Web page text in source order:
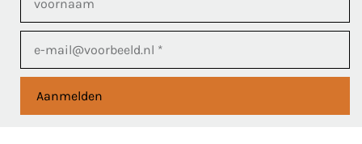
Aanmelden